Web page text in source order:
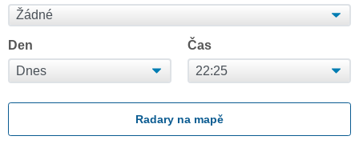
Den Čas
Radary na mapě